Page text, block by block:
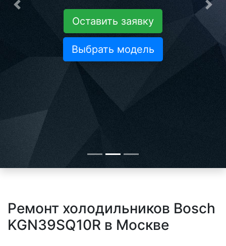
Оставить заявку
Выбрать модель
Предыдущая
Ремонт холодильников Bosch
KGN39SQ10R в Москве